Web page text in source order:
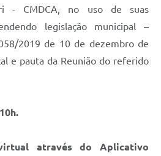
- CMDCA, no uso de suas
legislação municipal –
2019 de 10 de dezembro de
e pauta da Reunião do referido
através do Aplicativo